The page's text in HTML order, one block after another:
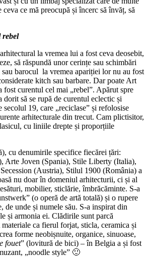
ceva ce mă preocupă și încerc să învăț, să
rebel
la vremea lui a fost ceva deosebit,
să răspundă unor cerințe sau schimbări
barocul la vremea apariției lor nu au fost
kitch sau barbare. Dar poate Art
curentul cel mai „rebel”. Apărut spre
să se rupă de curentul eclectic și
secolul 19, care „reciclase” și refolosise
arhitecturale din trecut. Cam plictisitor,
cu liniile drepte și proporțiile
cu denumirile specifice fiecărei țări:
Arte Joven (Spania), Stile Liberty (Italia),
(Austria), Stilul 1900 (România) a
nu doar în domeniul arhitecturii, ci și al
mobilier, sticlărie, îmbrăcăminte. S-a
(o operă de artă totală) și o rupere
de unde și numele său. S-a inspirat din
și armonia ei. Clădirile sunt parcă
ca fierul forjat, sticla, ceramica și
forme neobișnuite, organice, sinuoase,
fouet” (lovitură de bici) – în Belgia a și fost
„noodle style” 🙂